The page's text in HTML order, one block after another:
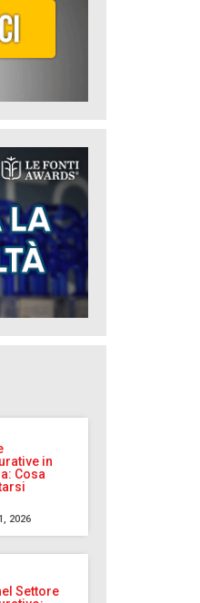
in
Cosa
2026
Settore